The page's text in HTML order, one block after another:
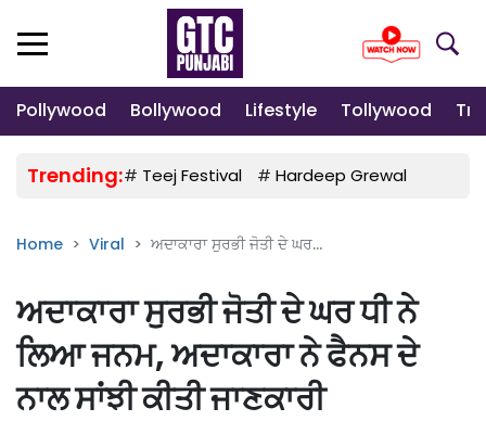
Pollywood Bollywood Lifestyle Tollywood
Trending:# Teej Festival # Hardeep Grewal
Home Viral ਅਦਾਕਾਰਾ ਸੁਰਭੀ ਜੋਤੀ ਦੇ ਘਰ...
ਅਦਾਕਾਰਾ ਸੁਰਭੀ ਜੋਤੀ ਦੇ ਘਰ ਧੀ ਨੇ
ਲਿਆ ਜਨਮ, ਅਦਾਕਾਰਾ ਨੇ ਫੈਨਸ ਦੇ
ਨਾਲ ਸਾਂਝੀ ਕੀਤੀ ਜਾਣਕਾਰੀ